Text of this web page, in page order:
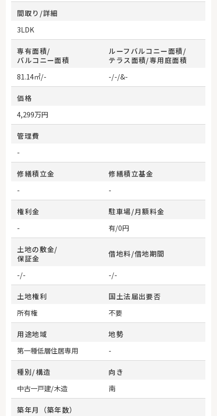
間取り/詳細
3LDK
専有面積/
バルコニー面積
ルーフバルコニー面積/
テラス面積/専用庭面積
81.14㎡/-
-/-/&-
価格
4,299万円
管理費
-
修繕積立金
修繕積立基金
-
-
権利金
駐車場/月額料金
-
有/0円
土地の敷金/
保証金
借地料/借地期間
-/- -/-
土地権利
国土法届出要否
所有権
不要
用途地域
地勢
第一種低層住居専用
-
種別/構造
向き
中古一戸建/木造
南
築年月（築年数）